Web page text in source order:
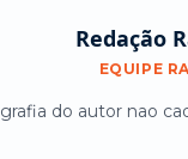
Redação
EQUIPE
do autor nao